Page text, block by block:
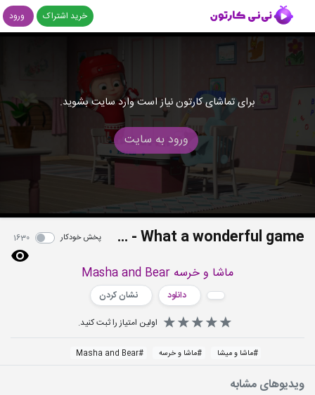
خرید اشتراک ورود
برای تماشای کارتون نیاز است وارد سایت بشوید.
ورود به سایت
S03E19 - What a wonderful game پخش خودکار 1630
ماشا و خرسه Masha and Bear
دانلود
نشان کردن
اولین امتیاز را ثبت کنید.
#ماشا و میشا #ماشا و خرسه #
Masha and Bear
ویدیوهای مشابه